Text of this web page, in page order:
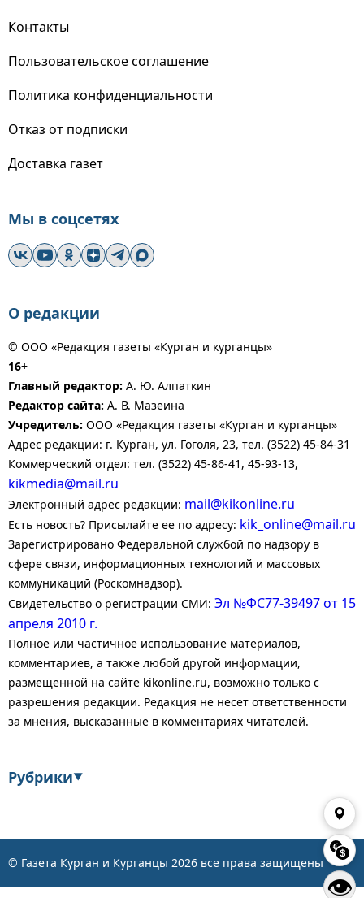
👁
Контакты
Пользовательское соглашение
Политика конфиденциальности
Отказ от подписки
Доставка газет
Мы в соцсетях
О редакции
© ООО «Редакция газеты «Курган и курганцы»
16+
Главный редактор: А. Ю. Алпаткин
Редактор сайта: А. В. Мазеина
Учредитель: ООО «Редакция газеты «Курган и курганцы»
Адрес редакции: г. Курган, ул. Гоголя, 23, тел. (3522) 45-84-31
Коммерческий отдел: тел. (3522) 45-86-41, 45-93-13,
kikmedia@mail.ru
Электронный адрес редакции: mail@kikonline.ru
Есть новость? Присылайте ее по адресу: kik_online@mail.ru
Зарегистрировано Федеральной службой по надзору в
сфере связи, информационных технологий и массовых
коммуникаций (Роскомнадзор).
Свидетельство о регистрации СМИ: Эл №ФС77-39497 от 15
апреля 2010 г.
Полное или частичное использование материалов,
комментариев, а также любой другой информации,
размещенной на сайте kikonline.ru, возможно только с
разрешения редакции. Редакция не несет ответственности
за мнения, высказанные в комментариях читателей.
Рубрики▼
© Газета Курган и Курганцы 2026 все права защищены